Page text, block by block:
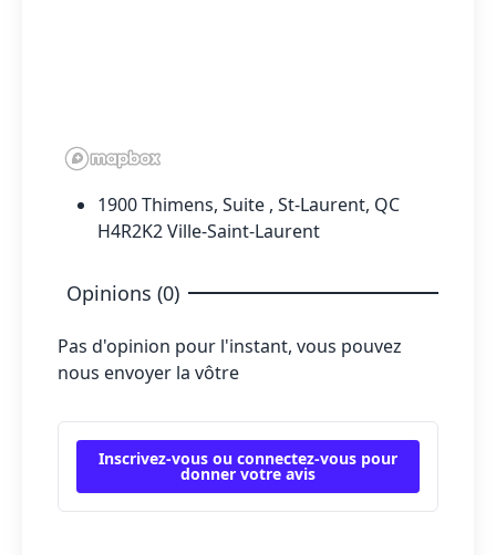
1900 Thimens, Suite , St-Laurent, QC
H4R2K2 Ville-Saint-Laurent
Opinions (0)
Pas d'opinion pour l'instant, vous pouvez
nous envoyer la vôtre
Inscrivez-vous ou connectez-vous pour
donner votre avis